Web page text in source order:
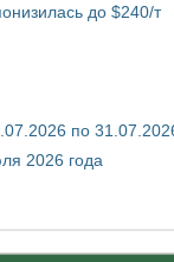
до $240/т
по
2026 года